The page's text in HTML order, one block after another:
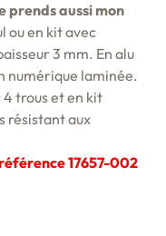
prends aussi mon
ou en kit avec
3 mm. En alu
numérique laminée.
4 trous et en kit
résistant aux
17657-002